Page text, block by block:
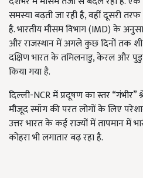
समस्या बढ़ती जा रही है, वहीं दूसरी
है. भारतीय मौसम विभाग (IMD) के
और राजस्थान में अगले कुछ दिनों तक
दक्षिण भारत के तमिलनाडु, केरल और
किया गया है.
दिल्ली-NCR में प्रदूषण का स्तर
मौजूद स्मॉग की परत लोगों के लिए
उत्तर भारत के कई राज्यों में तापमान में
कोहरा भी लगातार बढ़ रहा है.